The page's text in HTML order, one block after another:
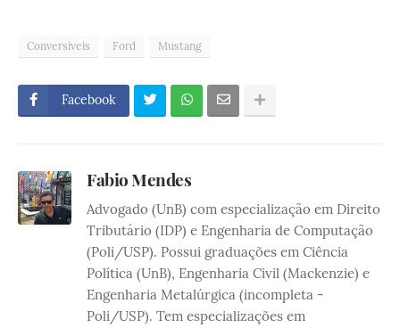
Conversíveis Ford Mustang
Facebook
Fabio Mendes
Advogado (UnB) com especialização em Direito
Tributário (IDP) e Engenharia de Computação
(Poli/USP). Possui graduações em Ciência
Política (UnB), Engenharia Civil (Mackenzie) e
Engenharia Metalúrgica (incompleta -
Poli/USP). Tem especializações em